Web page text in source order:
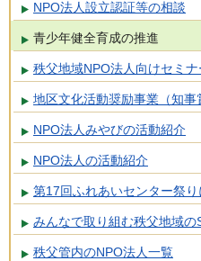
NPO法人設立認証等の相談
青少年健全育成の推進
秩父地域NPO法人向けセミ
地区文化活動奨励事業（知事
NPO法人みやびの活動紹介
NPO法人の活動紹介
第17回ふれあいセンター祭
みんなで取り組む秩父地域の
秩父管内のNPO法人一覧